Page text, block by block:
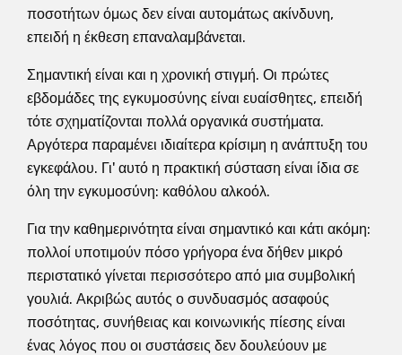
ποσοτήτων όμως δεν είναι αυτομάτως ακίνδυνη,
επειδή η έκθεση επαναλαμβάνεται.
Σημαντική είναι και η χρονική στιγμή. Οι πρώτες
εβδομάδες της εγκυμοσύνης είναι ευαίσθητες, επειδή
τότε σχηματίζονται πολλά οργανικά συστήματα.
Αργότερα παραμένει ιδιαίτερα κρίσιμη η ανάπτυξη του
εγκεφάλου. Γι' αυτό η πρακτική σύσταση είναι ίδια σε
όλη την εγκυμοσύνη: καθόλου αλκοόλ.
Για την καθημερινότητα είναι σημαντικό και κάτι ακόμη:
πολλοί υποτιμούν πόσο γρήγορα ένα δήθεν μικρό
περιστατικό γίνεται περισσότερο από μια συμβολική
γουλιά. Ακριβώς αυτός ο συνδυασμός ασαφούς
ποσότητας, συνήθειας και κοινωνικής πίεσης είναι
ένας λόγος που οι συστάσεις δεν δουλεύουν με